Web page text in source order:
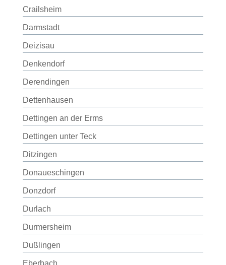
Crailsheim
Darmstadt
Deizisau
Denkendorf
Derendingen
Dettenhausen
Dettingen an der Erms
Dettingen unter Teck
Ditzingen
Donaueschingen
Donzdorf
Durlach
Durmersheim
Dußlingen
Eberbach